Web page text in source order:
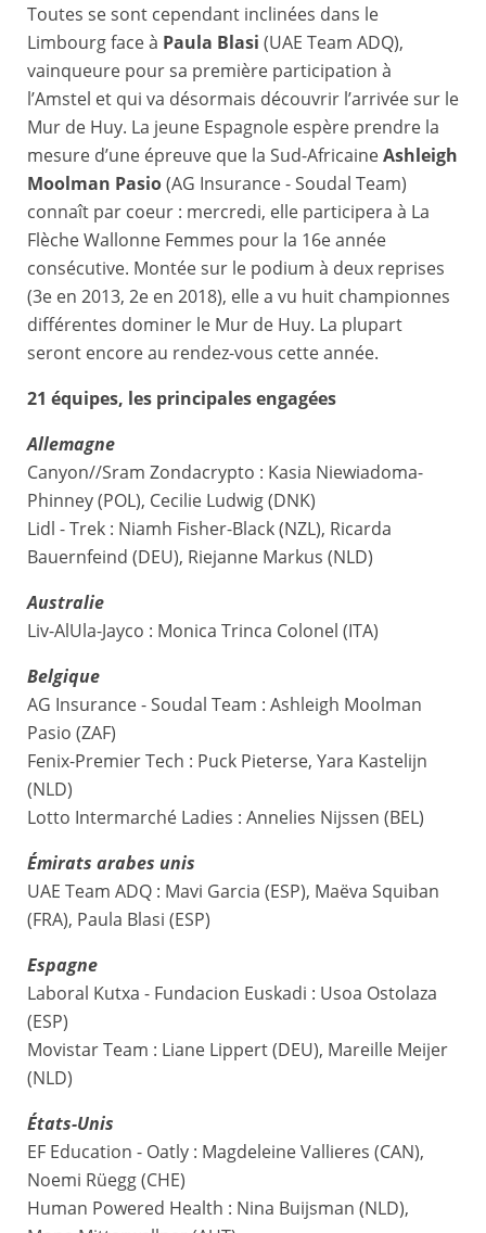
Toutes se sont cependant inclinées dans le
Limbourg face à Paula Blasi (UAE Team ADQ),
vainqueure pour sa première participation à
l’Amstel et qui va désormais découvrir l’arrivée sur le
Mur de Huy. La jeune Espagnole espère prendre la
mesure d’une épreuve que la Sud-AfricaineAshleigh
Moolman Pasio(AG Insurance - Soudal Team)
connaît par coeur : mercredi, elle participera à La
Flèche Wallonne Femmes pour la 16e année
consécutive. Montée sur le podium à deux reprises
(3e en 2013, 2e en 2018), elle a vu huit championnes
différentes dominer le Mur de Huy. La plupart
seront encore au rendez-vous cette année.
21 équipes, les principales engagées
Allemagne
Canyon//Sram Zondacrypto : Kasia Niewiadoma-
Phinney (POL), Cecilie Ludwig (DNK)
Lidl - Trek : Niamh Fisher-Black (NZL), Ricarda
Bauernfeind (DEU), Riejanne Markus (NLD)
Australie
Liv-AlUla-Jayco : Monica Trinca Colonel (ITA)
Belgique
AG Insurance - Soudal Team : Ashleigh Moolman
Pasio (ZAF)
Fenix-Premier Tech : Puck Pieterse, Yara Kastelijn
(NLD)
Lotto Intermarché Ladies : Annelies Nijssen (BEL)
Émirats arabes unis
UAE Team ADQ : Mavi Garcia (ESP), Maëva Squiban
(FRA), Paula Blasi (ESP)
Espagne
Laboral Kutxa - Fundacion Euskadi : Usoa Ostolaza
(ESP)
Movistar Team : Liane Lippert (DEU), Mareille Meijer
(NLD)
États-Unis
EF Education - Oatly : Magdeleine Vallieres (CAN),
Noemi Rüegg (CHE)
Human Powered Health : Nina Buijsman (NLD),